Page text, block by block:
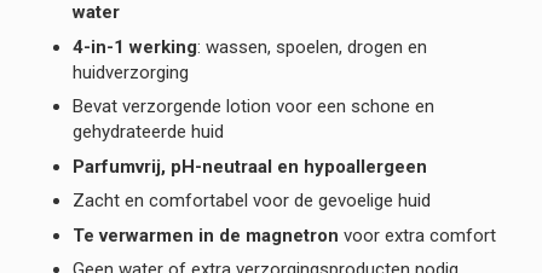
water
4-in-1 werking: wassen, spoelen, drogen en
huidverzorging
Bevat verzorgende lotion voor een schone en
gehydrateerde huid
Parfumvrij, pH-neutraal en hypoallergeen
Zacht en comfortabel voor de gevoelige huid
Te verwarmen in de magnetron voor extra comfort